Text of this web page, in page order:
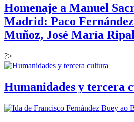
Homenaje a Manuel
Madrid: Paco
Muñoz, José María
?>
Humanidades y tercera